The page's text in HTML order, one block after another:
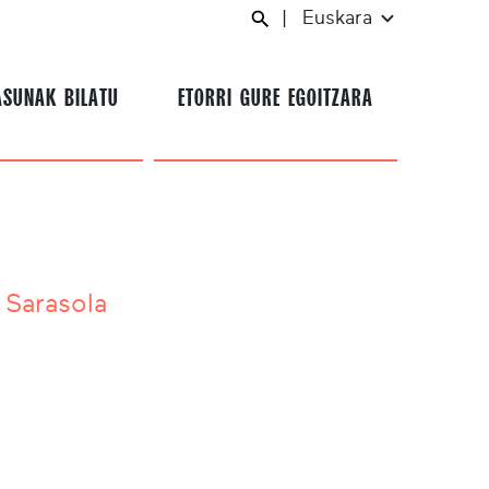
Euskara
BILATU ETORRI GURE EGOITZARA